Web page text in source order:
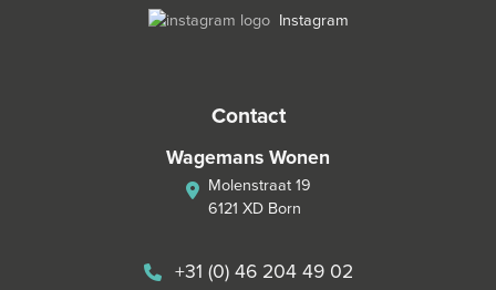
Instagram
contact
Wagemans Wonen
Molenstraat 19
6121 XD Born
+31 (0) 46 204 49 02